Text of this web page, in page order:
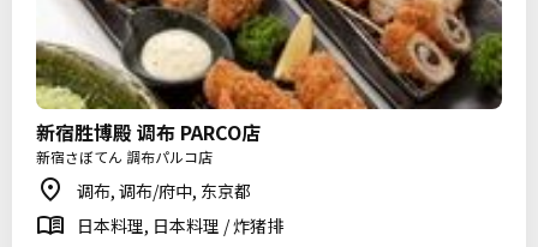
新宿胜博殿 调布 PARCO店
新宿さぼてん 調布パルコ店
调布, 调布/府中, 东京都
日本料理, 日本料理 / 炸猪排